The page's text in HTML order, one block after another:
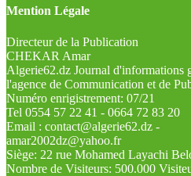
Mention Légale
Directeur de la Publication
CHEKAR Amar
Algerie62.dz Journal d'informations
l'agence de Communication et de
Numéro enrigistrement: 07/21
Tel 0554 57 22 41 - 0664 72 83 20
Email : contact@algerie62.dz -
amar2002dz@yahoo.fr
Siège: 22 rue Mohamed Layachi
Nombre de Visiteurs: 500.000